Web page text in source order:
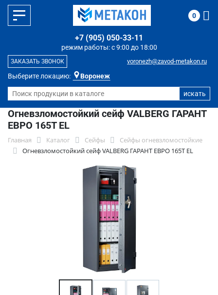
Выберите локацию: Воронеж
режим работы: с 9:00 до 18:00
+7 (905) 050-33-11
voronezh@zavod-metakon.ru
ЗАКАЗАТЬ ЗВОНОК
0
Огневзломостойкий сейф VALBERG ГАРАНТ
ЕВРО 165Т EL
Главная Каталог Сейфы
Сейфы огневзломостойкие
Огневзломостойкий сейф VALBERG ГАРАНТ ЕВРО 165Т EL